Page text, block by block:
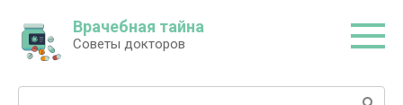
контенту
Врачебная тайна
Советы докторов
Поиск: